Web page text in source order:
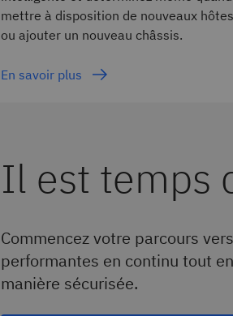
mettre à disposition de nouveaux hôtes
ou ajouter un nouveau châssis.
En savoir plus
Il est temps
Commencez votre parcours
performantes en continu tout
manière sécurisée.